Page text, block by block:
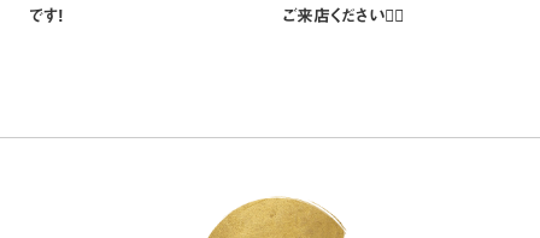
です!
ご来店ください🙇‍♂️